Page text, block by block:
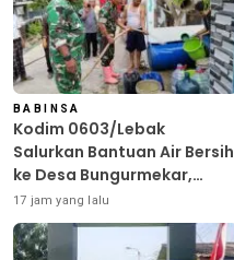
BABINSA
Kodim 0603/Lebak
Salurkan Bantuan Air Bersih
ke Desa Bungurmekar,
Ringankan Beban Warga
Terdampak Kemarau
17 jam yang lalu